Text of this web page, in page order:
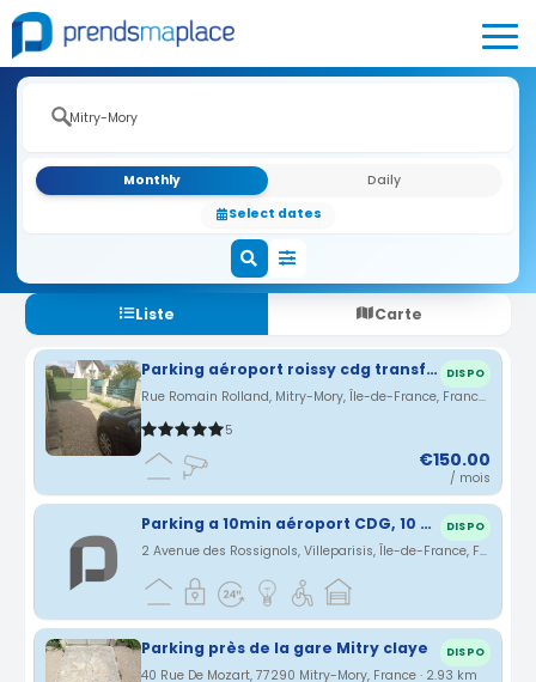
Monthly
Daily
Select dates
Liste Carte
Parking aéroport roissy cdg transfert gratuit DISPO
Rue Romain Rolland, Mitry-Mory, Île-de-France, France · 0.51 km
5
€150.00
/ mois
Parking a 10min aéroport CDG, 10 min Rer B et 20min de Paris DISPO
2 Avenue des Rossignols, Villeparisis, Île-de-France, France · 1.77 km
Parking près de la gare Mitry claye DISPO
40 Rue De Mozart, 77290 Mitry-Mory, France · 2.93 km